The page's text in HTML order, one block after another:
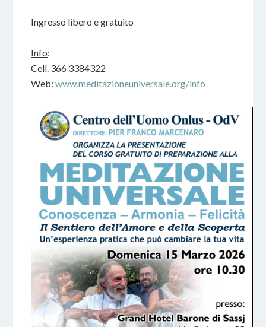
Ingresso libero e gratuito
Info:
Cell. 366 3384322
Web:www.meditazioneuniversale.org/info